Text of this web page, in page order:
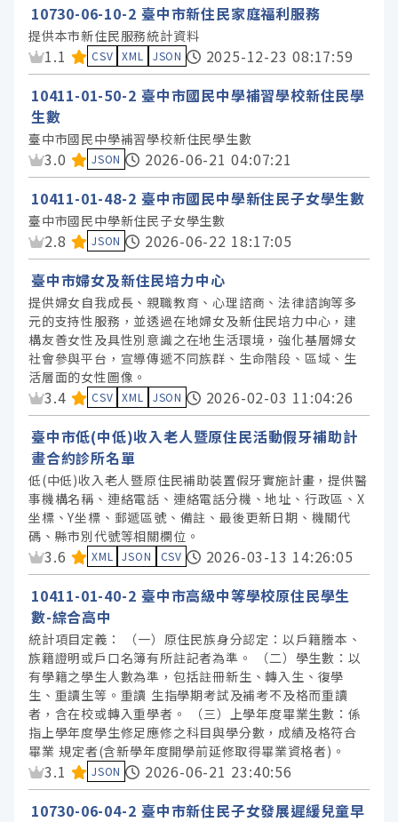
10730-06-10-2 臺中市新住民家庭福利服務
提供本市新住民服務統計資料
資料集評分：
1.1 CSV XML JSON
2025-12-23 08:17:59
10411-01-50-2 臺中市國民中學補習學校新住民學
生數
臺中市國民中學補習學校新住民學生數
資料集評分：
3.0 JSON
2026-06-21 04:07:21
10411-01-48-2 臺中市國民中學新住民子女學生數
臺中市國民中學新住民子女學生數
資料集評分：
2.8 JSON
2026-06-22 18:17:05
臺中市婦女及新住民培力中心
提供婦女自我成長、親職教育、心理諮商、法律諮詢等多
元的支持性服務，並透過在地婦女及新住民培力中心，建
構友善女性及具性別意識之在地生活環境，強化基層婦女
社會參與平台，宣導傳遞不同族群、生命階段、區域、生
活層面的女性圖像。
資料集評分：
3.4 CSV XML JSON
2026-02-03 11:04:26
臺中市低(中低)收入老人暨原住民活動假牙補助計
畫合約診所名單
低(中低)收入老人暨原住民補助裝置假牙實施計畫，提供醫
事機構名稱、連絡電話、連絡電話分機、地址、行政區、X
坐標、Y坐標、郵遞區號、備註、最後更新日期、機關代
碼、縣市別代號等相關欄位。
資料集評分：
3.6 XML JSON CSV
2026-03-13 14:26:05
10411-01-40-2 臺中市高級中等學校原住民學生
數-綜合高中
統計項目定義： （一）原住民族身分認定：以戶籍謄本、
族籍證明或戶口名簿有所註記者為準。 （二）學生數：以
有學籍之學生人數為準，包括註冊新生、轉入生、復學
生、重讀生等。重讀 生指學期考試及補考不及格而重讀
者，含在校或轉入重學者。 （三）上學年度畢業生數：係
指上學年度學生修足應修之科目與學分數，成績及格符合
畢業 規定者(含新學年度開學前延修取得畢業資格者)。
資料集評分：
3.1 JSON
2026-06-21 23:40:56
10730-06-04-2 臺中市新住民子女發展遲緩兒童早